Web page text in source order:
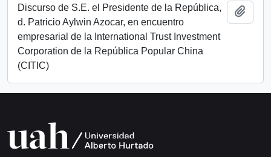
Discurso de S.E. el Presidente de la República,
d. Patricio Aylwin Azocar, en encuentro
empresarial de la International Trust Investment
Corporation de la República Popular China
(CITIC)